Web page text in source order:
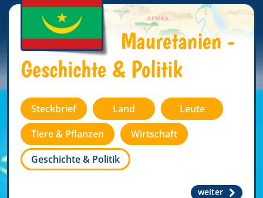
Mauretanien -
Geschichte & Politik
Steckbrief Land
Leute
Tiere & Pflanzen
Wirtschaft
Geschichte & Politik
weiter